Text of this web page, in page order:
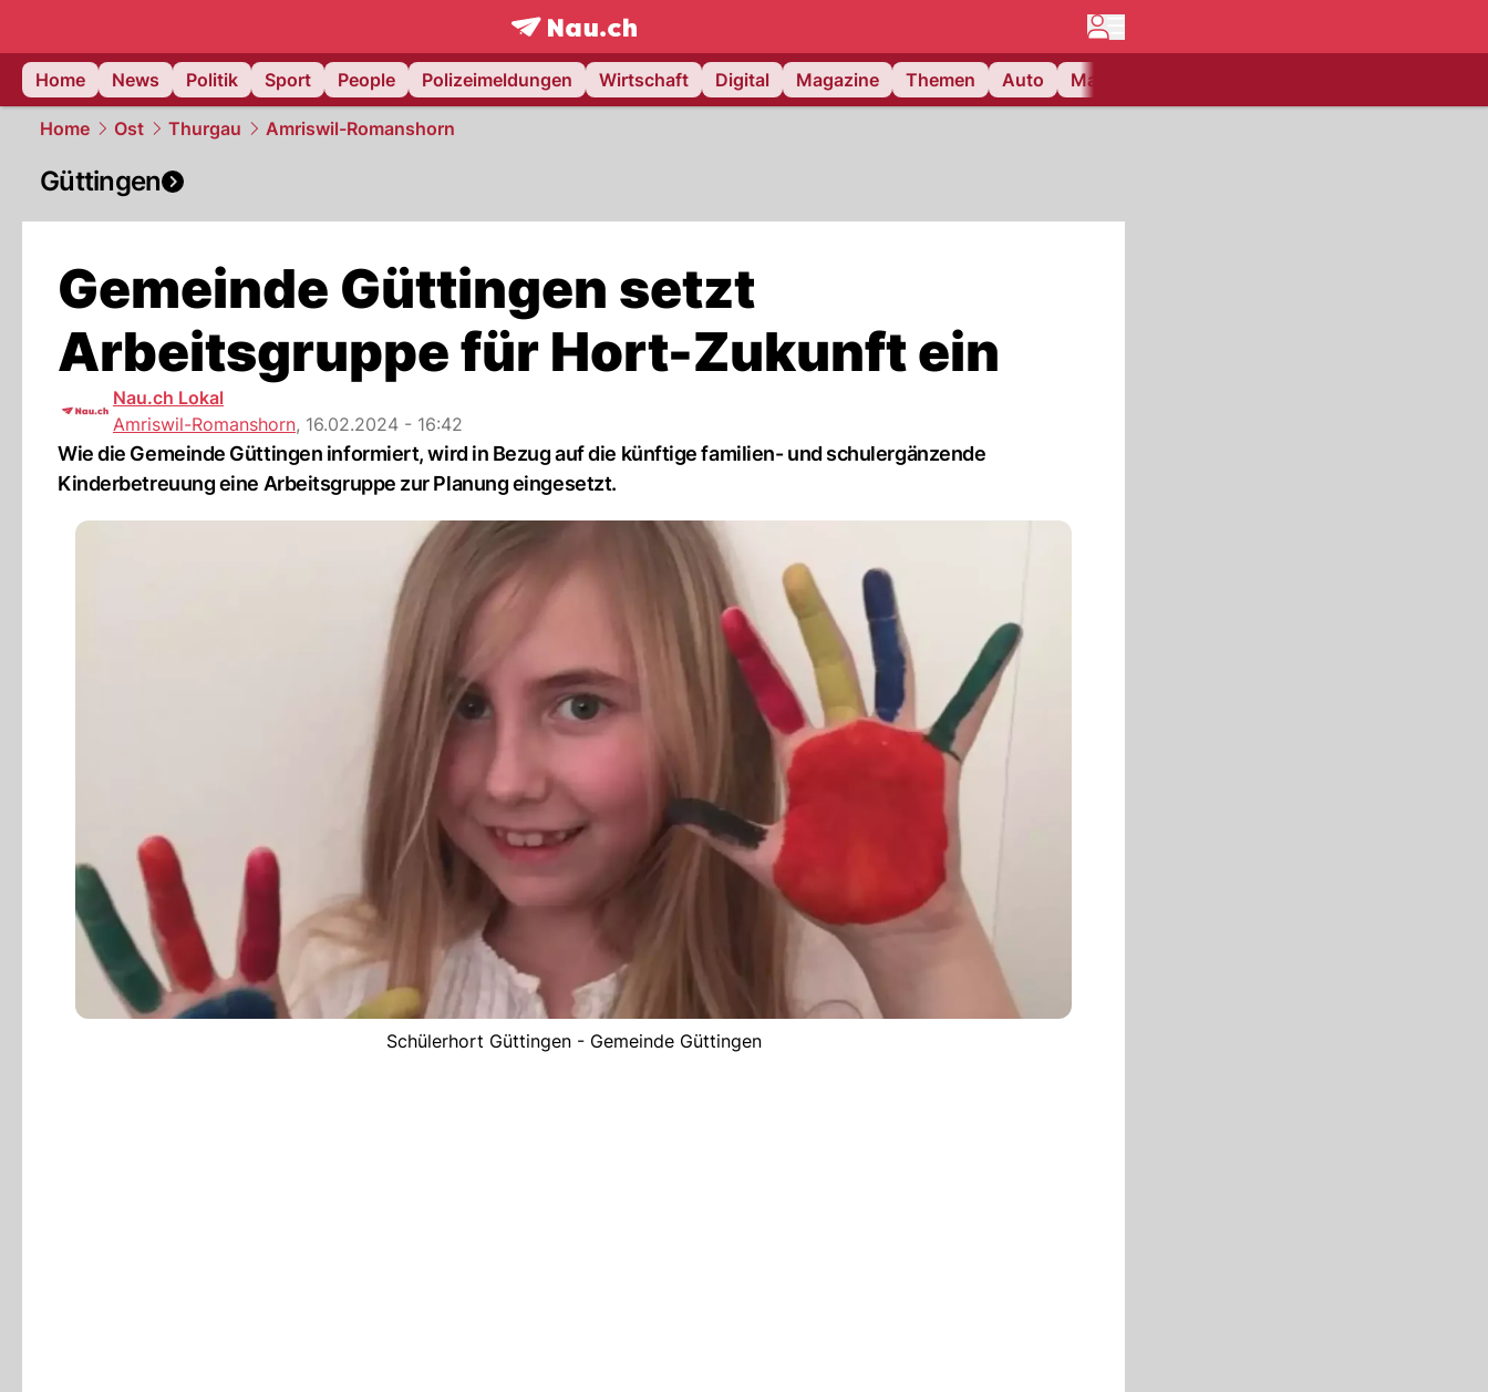
frontpage.NAU.ch
Home
News Politik Sport People Polizeimeldungen Wirtschaft Digital Magazine Themen Auto Matchcenter
Home Ost Thurgau Amriswil-Romanshorn
Güttingen
Gemeinde Güttingen setzt
Arbeitsgruppe für Hort-Zukunft ein
Nau.ch Lokal
Amriswil-Romanshorn, 16.02.2024 - 16:42
Wie die Gemeinde Güttingen informiert, wird in Bezug auf die künftige familien- und schulergänzende
Kinderbetreuung eine Arbeitsgruppe zur Planung eingesetzt.
Schülerhort Güttingen - Gemeinde Güttingen